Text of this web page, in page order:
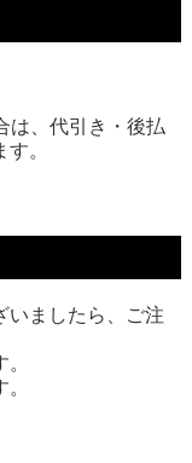
は、代引き・後払
。
いましたら、ご注